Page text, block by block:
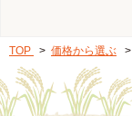
TOP > 価格から選ぶ >